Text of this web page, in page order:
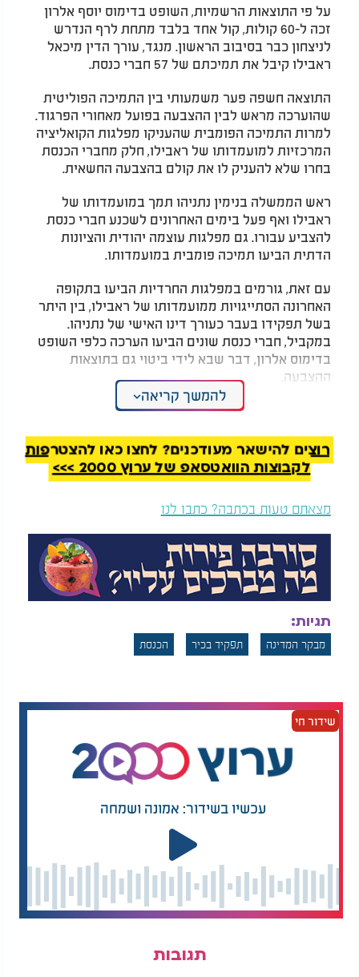
על פי התוצאות הרשמיות, השופט בדימוס יוסף אלרון
זכה ל-60 קולות, קול אחד בלבד מתחת לרף הנדרש
לניצחון כבר בסיבוב הראשון. מנגד, עורך הדין מיכאל
ראבילו קיבל את תמיכתם של 57 חברי כנסת.
התוצאה חשפה פער משמעותי בין התמיכה הפוליטית
שהוערכה מראש לבין ההצבעה בפועל מאחורי הפרגוד.
למרות התמיכה הפומבית שהעניקו מפלגות הקואליציה
המרכזיות למועמדותו של ראבילו, חלק מחברי הכנסת
בחרו שלא להעניק לו את קולם בהצבעה החשאית.
ראש הממשלה בנימין נתניהו תמך במועמדותו של
ראבילו ואף פעל בימים האחרונים לשכנע חברי כנסת
להצביע עבורו. גם מפלגות עוצמה יהודית והציונות
הדתית הביעו תמיכה פומבית במועמדותו.
עם זאת, גורמים במפלגות החרדיות הביעו בתקופה
האחרונה הסתייגויות ממועמדותו של ראבילו, בין היתר
בשל תפקידו בעבר כעורך דינו האישי של נתניהו.
במקביל, חברי כנסת שונים הביעו הערכה כלפי השופט
בדימוס אלרון, דבר שבא לידי ביטוי גם בתוצאות
ההצבעה.
המלצות נוספות
נהג גרר גנב את רכבו
של שורד השבי אלי
שרעבי - ונשלח ל־5.5
שנות מאסר
רס"ל נועם שמש נהרג
מירי RPG במהלך
פעולה בח'אן יונס
כעת עוברת המערכת לסיבוב שני, שבו כללי המשחק
משתנים. על פי חוק יסוד: מבקר המדינה, "במידה שאף
כנסת לפחות בסבב הראשון, תתבצע הצבעה חוזרת בין
(גם אם מספר הקולות הכולל שלו הוא נמוך מ-61)".
משמעות הדבר היא שבסיבוב השני לא נדרש עוד רוב
של 61 חברי כנסת, אלא רק רוב מבין המשתתפים
בהצבעה. כל קול עשוי להיות מכריע, והמועמד שיקבל
המאבק על תפקיד מבקר המדינה נחשב לאחד
המאבקים המשמעותיים במערכת הפוליטית, בשל
מעמדו המרכזי של המבקר בפיקוח על משרדי
הממשלה, השירות הציבורי והגופים המבוקרים.
כנסת גם מחוץ לשורות הקואליציה בניסיון להפיג
להמשך קריאה
רוצים להישאר מעודכנים? לחצו כאן להצטרפות
לקבוצות הוואטסאפ של ערוץ 2000 >>>
מצאתם טעות בכתבה? כתבו לנו
תגיות:
מבקר המדינה תפקיד בכיר הכנסת
שידור חי
עכשיו בשידור: אמונה ושמחה
תגובות